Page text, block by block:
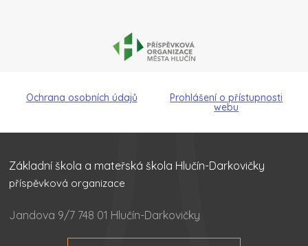
Ochrana osobních údajů Prohlášení o přístupnosti
webu
Základní škola a mateřská škola Hlučín-Darkovičky
příspěvková organizace
Jandova 9/7 748 01 Hlučín-Darkovičky